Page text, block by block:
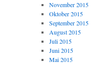
November 2015
Oktober 2015
September 2015
August 2015
Juli 2015
Juni 2015
Mai 2015